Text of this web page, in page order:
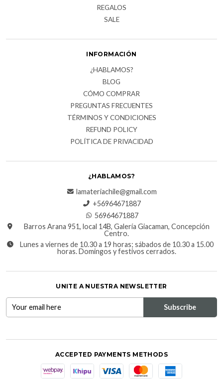
REGALOS
SALE
INFORMACIÓN
¿HABLAMOS?
BLOG
CÓMO COMPRAR
PREGUNTAS FRECUENTES
TÉRMINOS Y CONDICIONES
REFUND POLICY
POLÍTICA DE PRIVACIDAD
¿HABLAMOS?
lamateriachile@gmail.com
+56964671887
56964671887
Barros Arana 951, local 14B, Galería Giacaman, Concepción
Centro.
Lunes a viernes de 10.30 a 19 horas; sábados de 10.30 a 15.00
horas. Domingos y festivos cerrados.
UNITE A NUESTRA NEWSLETTER
ACCEPTED PAYMENTS METHODS